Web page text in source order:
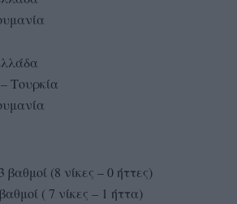
Τουρκία
βαθμοί (8 νίκες – 0 ήττες)
( 7 νίκες – 1 ήττα)